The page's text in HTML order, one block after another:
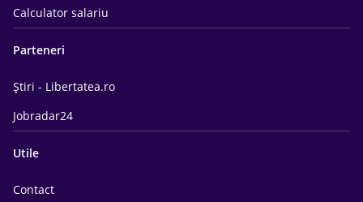
Calculator salariu
Parteneri
Știri - Libertatea.ro
Jobradar24
Utile
Contact